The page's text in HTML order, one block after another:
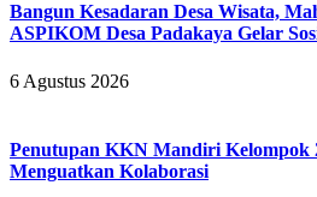
Bangun Kesadaran Desa Wisata,
ASPIKOM Desa Padakaya Gelar
6 Agustus 2026
Penutupan KKN Mandiri Kelompok
Menguatkan Kolaborasi